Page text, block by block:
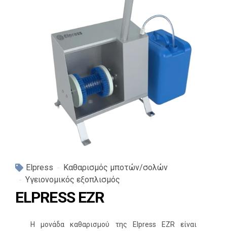
Elpress
Καθαρισμός μποτών/σολών
Υγειονομικός εξοπλισμός
ELPRESS EZR
Η μονάδα καθαρισμού της Elpress EZR είναι